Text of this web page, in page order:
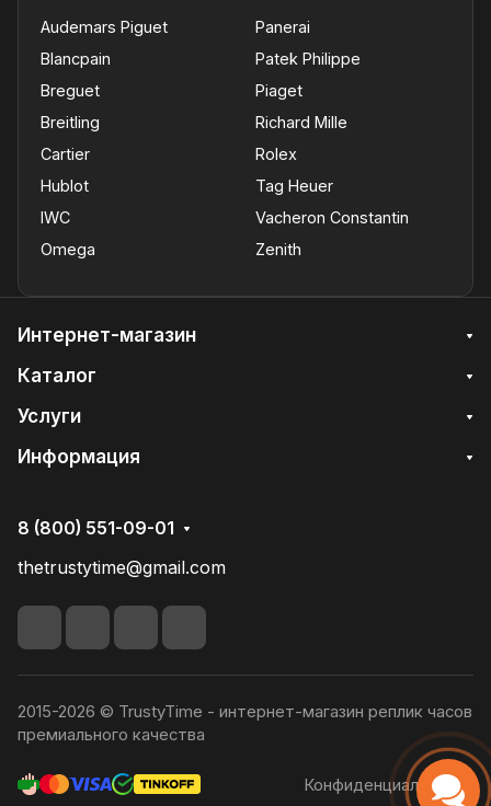
Audemars Piguet
Blancpain
Breguet
Breitling
Cartier
Hublot
IWC
Omega
Panerai
Patek Philippe
Piaget
Richard Mille
Rolex
Tag Heuer
Vacheron Constantin
Zenith
Интернет-магазин
Каталог
Услуги
Информация
8 (800) 551-09-01
thetrustytime@gmail.com
2015-2026 © TrustyTime - интернет-магазин реплик часов
премиального качества
Конфиденциальность